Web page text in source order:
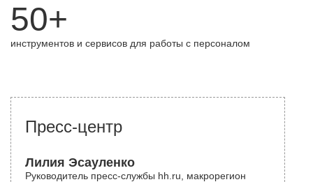
50+
инструментов и сервисов для работы с персоналом
Пресс-центр
Лилия Эсауленко
Руководитель пресс-службы hh.ru, макрорегион